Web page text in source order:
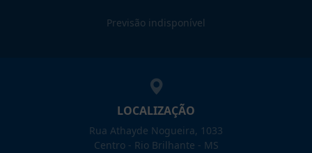
Previsão indisponível
LOCALIZAÇÃO
Rua Athayde Nogueira, 1033
Centro - Rio Brilhante - MS